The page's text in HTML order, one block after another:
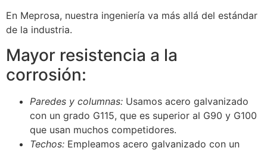
En Meprosa, nuestra ingeniería va más allá del estándar
de la industria.
Mayor resistencia a la
corrosión:
Paredes y columnas: Usamos acero galvanizado
con un grado G115, que es superior al G90 y G100
que usan muchos competidores.
Techos: Empleamos acero galvanizado con un